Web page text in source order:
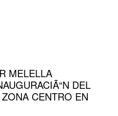
MELELLA
DEL
CENTRO EN